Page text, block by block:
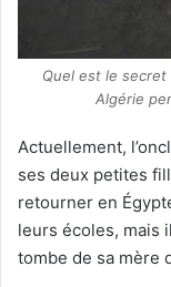
Quel est le secret
Actuellement,
ses deux petites
retourner en
leurs écoles, mais
tombe de sa mère